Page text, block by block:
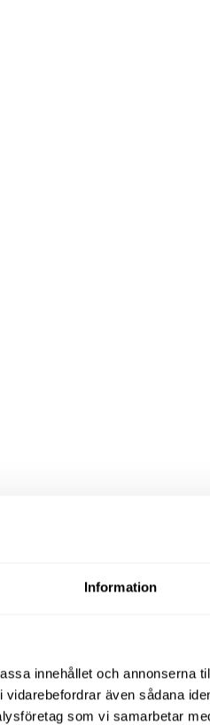
Information
innehållet och annonserna
även sådana
som vi samarbetar
- skyddsklass 2
erbjuder Boplatsen